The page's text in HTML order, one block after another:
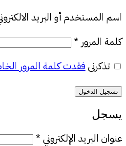
اسم المستخدم أو البريد
كلمة المرور *
تذكرنىفقدت كلمة المرور
تسجيل الدخول
يسجل
عنوان البريد الإلكتروني *